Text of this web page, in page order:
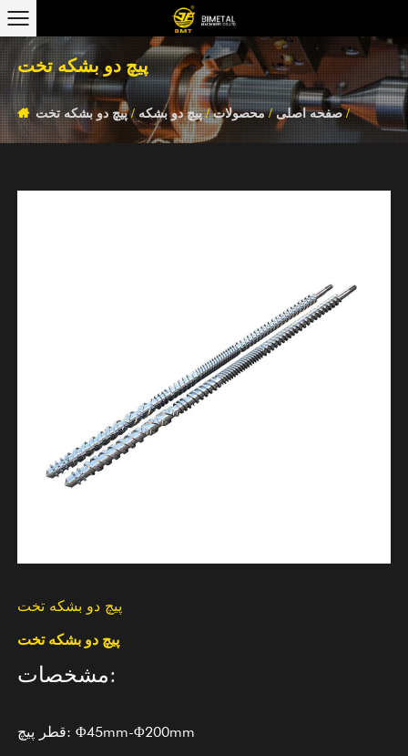
پیچ دو بشکه تخت
صفحه اصلی/محصولات/پیچ دو بشکه /پیچ دو بشکه تخت /
پیچ دو بشکه تخت
پیچ دو بشکه تخت
مشخصات:
قطر پیچ: Φ45mm-Φ200mm